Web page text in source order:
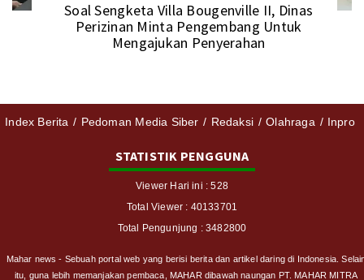
Soal Sengketa Villa Bougenville II, Dinas
Perizinan Minta Pengembang Untuk
Mengajukan Penyerahan
Index Berita Pedoman Media Siber Redaksi Olahraga Inpro
STATISTIK PENGGUNA
Viewer Hari ini : 528
Total Viewer : 40133701
Total Pengunjung : 3482800
Mahar news - Sebuah portal web yang berisi berita dan artikel daring di Indonesia.
itu, guna lebih memanjakan pembaca, MAHAR dibawah naungan PT. MAHAR MITRA